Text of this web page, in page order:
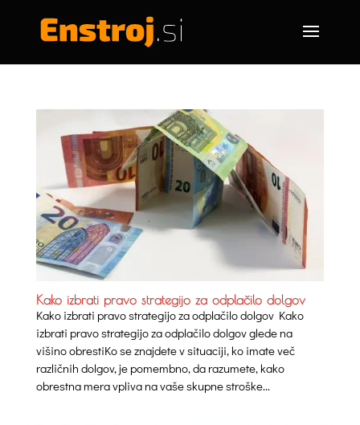
Kako izbrati pravo strategijo za odplačilo dolgov
Kako izbrati pravo strategijo za odplačilo dolgov Kako
izbrati pravo strategijo za odplačilo dolgov glede na
višino obrestiKo se znajdete v situaciji, ko imate več
različnih dolgov, je pomembno, da razumete, kako
obrestna mera vpliva na vaše skupne stroške...